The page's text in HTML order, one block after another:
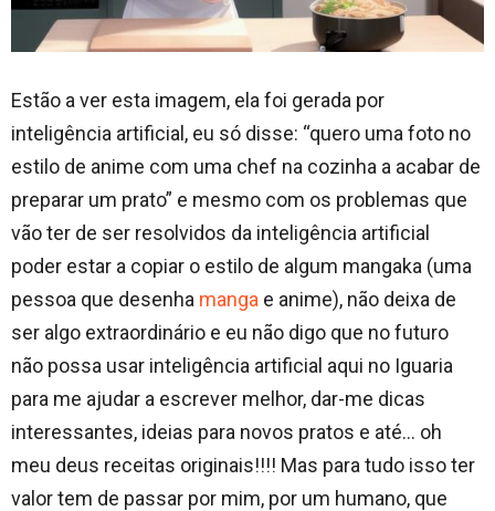
Estão a ver esta imagem, ela foi gerada por
inteligência artificial, eu só disse: “quero uma foto no
estilo de anime com uma chef na cozinha a acabar de
preparar um prato” e mesmo com os problemas que
vão ter de ser resolvidos da inteligência artificial
poder estar a copiar o estilo de algum mangaka (uma
pessoa que desenha manga e anime), não deixa de
ser algo extraordinário e eu não digo que no futuro
não possa usar inteligência artificial aqui no Iguaria
para me ajudar a escrever melhor, dar-me dicas
interessantes, ideias para novos pratos e até… oh
meu deus receitas originais!!!! Mas para tudo isso ter
valor tem de passar por mim, por um humano, que